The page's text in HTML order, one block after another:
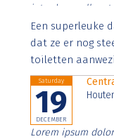
interdum nulla,
Aenean faucibus
imperdiet. Nunc
Een superleuke
dat ze er nog
toiletten
Saturday
19
DECEMBER
Lorem ipsum